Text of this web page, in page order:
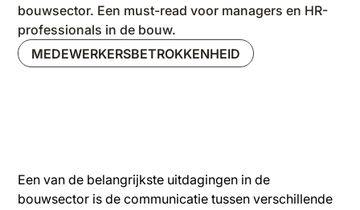
bouwsector. Een must-read voor managers en HR-
professionals in de bouw.
MEDEWERKERSBETROKKENHEID
Een van de belangrijkste uitdagingen in de
bouwsector is de communicatie tussen verschillende